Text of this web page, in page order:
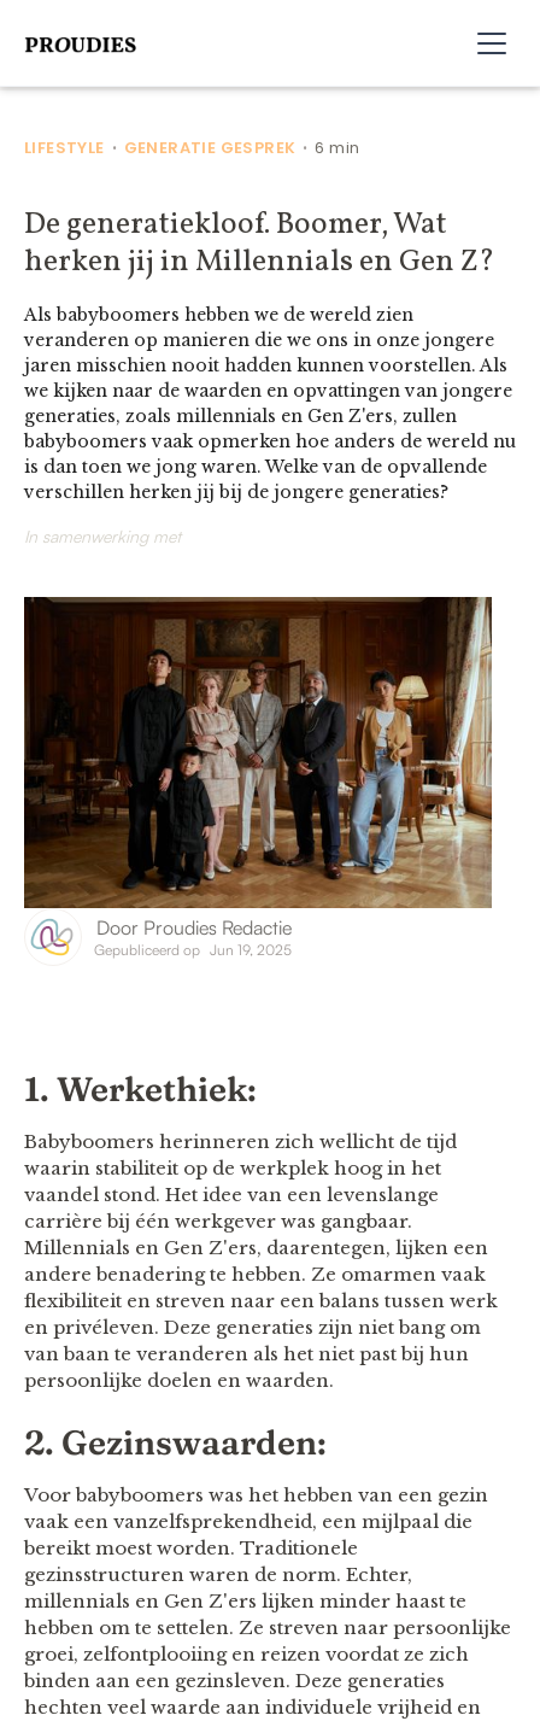
LIFESTYLE • GENERATIE GESPREK •6 min
De generatiekloof. Boomer, Wat
herken jij in Millennials en Gen Z?
Als babyboomers hebben we de wereld zien
veranderen op manieren die we ons in onze jongere
jaren misschien nooit hadden kunnen voorstellen. Als
we kijken naar de waarden en opvattingen van jongere
generaties, zoals millennials en Gen Z'ers, zullen
babyboomers vaak opmerken hoe anders de wereld nu
is dan toen we jong waren. Welke van de opvallende
verschillen herken jij bij de jongere generaties?
In samenwerking met
Door Proudies Redactie
Gepubliceerd op Jun 19, 2025
1. Werkethiek:
Babyboomers herinneren zich wellicht de tijd
waarin stabiliteit op de werkplek hoog in het
vaandel stond. Het idee van een levenslange
carrière bij één werkgever was gangbaar.
Millennials en Gen Z'ers, daarentegen, lijken een
andere benadering te hebben. Ze omarmen vaak
flexibiliteit en streven naar een balans tussen werk
en privéleven. Deze generaties zijn niet bang om
van baan te veranderen als het niet past bij hun
persoonlijke doelen en waarden.
2. Gezinswaarden:
Voor babyboomers was het hebben van een gezin
vaak een vanzelfsprekendheid, een mijlpaal die
bereikt moest worden. Traditionele
gezinsstructuren waren de norm. Echter,
millennials en Gen Z'ers lijken minder haast te
hebben om te settelen. Ze streven naar persoonlijke
groei, zelfontplooiing en reizen voordat ze zich
binden aan een gezinsleven. Deze generaties
hechten veel waarde aan individuele vrijheid en